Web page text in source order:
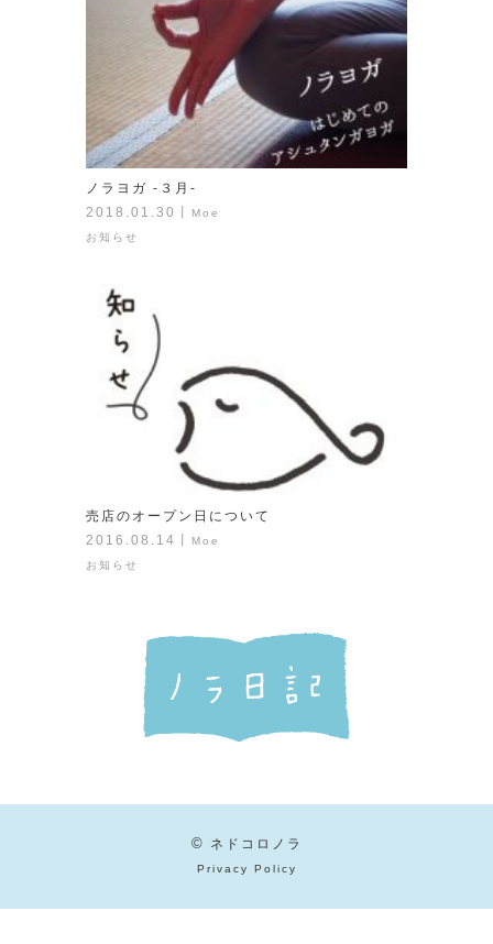
ノラヨガ -３月-
2018.01.30
Moe
お知らせ
売店のオープン日について
2016.08.14
Moe
お知らせ
© ネドコロノラ
Privacy Policy